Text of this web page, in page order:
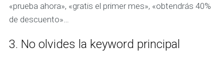
«prueba ahora», «gratis el primer mes», «obtendrás 40%
de descuento»…
3. No olvides la keyword principal